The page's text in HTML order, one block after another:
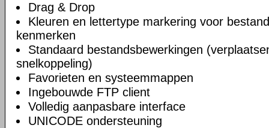
Drag & Drop
Kleuren en lettertype markering voor
kenmerken
Standaard bestandsbewerkingen
snelkoppeling)
Favorieten en systeemmappen
Ingebouwde FTP client
Volledig aanpasbare interface
UNICODE ondersteuning